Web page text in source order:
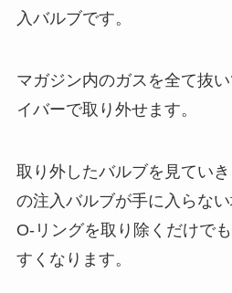
入バルブです。
マガジン内のガスを全て抜
イバーで取り外せます。
取り外したバルブを見てい
の注入バルブが手に入らな
O-リングを取り除くだけで
すくなります。